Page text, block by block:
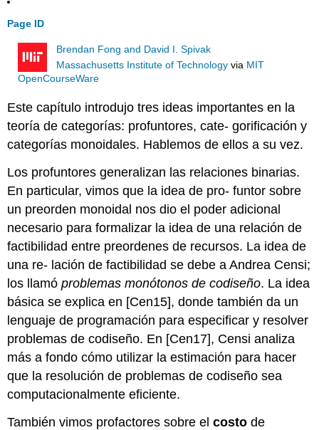
Page ID
Brendan Fong and David I. Spivak
Massachusetts Institute of Technology via MIT
OpenCourseWare
Este capítulo introdujo tres ideas importantes en la
teoría de categorías: profuntores, cate- gorificación y
categorías monoidales. Hablemos de ellos a su vez.
Los profuntores generalizan las relaciones binarias.
En particular, vimos que la idea de pro- funtor sobre
un preorden monoidal nos dio el poder adicional
necesario para formalizar la idea de una relación de
factibilidad entre preordenes de recursos. La idea de
una re- lación de factibilidad se debe a Andrea Censi;
los llamóproblemas monótonos de codiseño. La idea
básica se explica en [Cen15], donde también da un
lenguaje de programación para especificar y resolver
problemas de codiseño. En [Cen17], Censi analiza
más a fondo cómo utilizar la estimación para hacer
que la resolución de problemas de codiseño sea
computacionalmente eficiente.
También vimos profactores sobre elcosto de